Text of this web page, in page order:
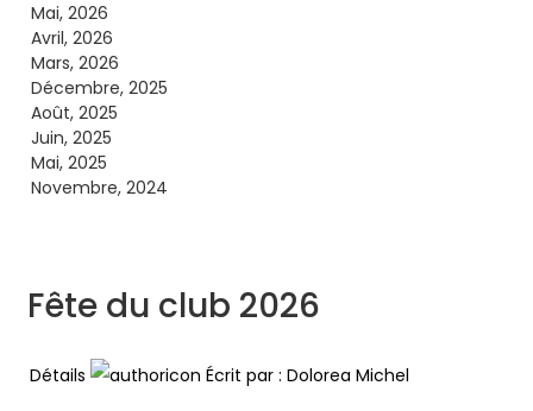
Mai, 2026
Avril, 2026
Mars, 2026
Décembre, 2025
Août, 2025
Juin, 2025
Mai, 2025
Novembre, 2024
Fête du club 2026
Détails Écrit par :Dolorea Michel